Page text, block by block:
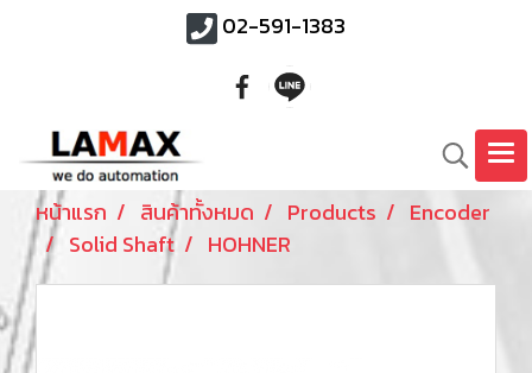
02-591-1383
หน้าแรก สินค้าทั้งหมด Products
Encoder
Solid Shaft
HOHNER